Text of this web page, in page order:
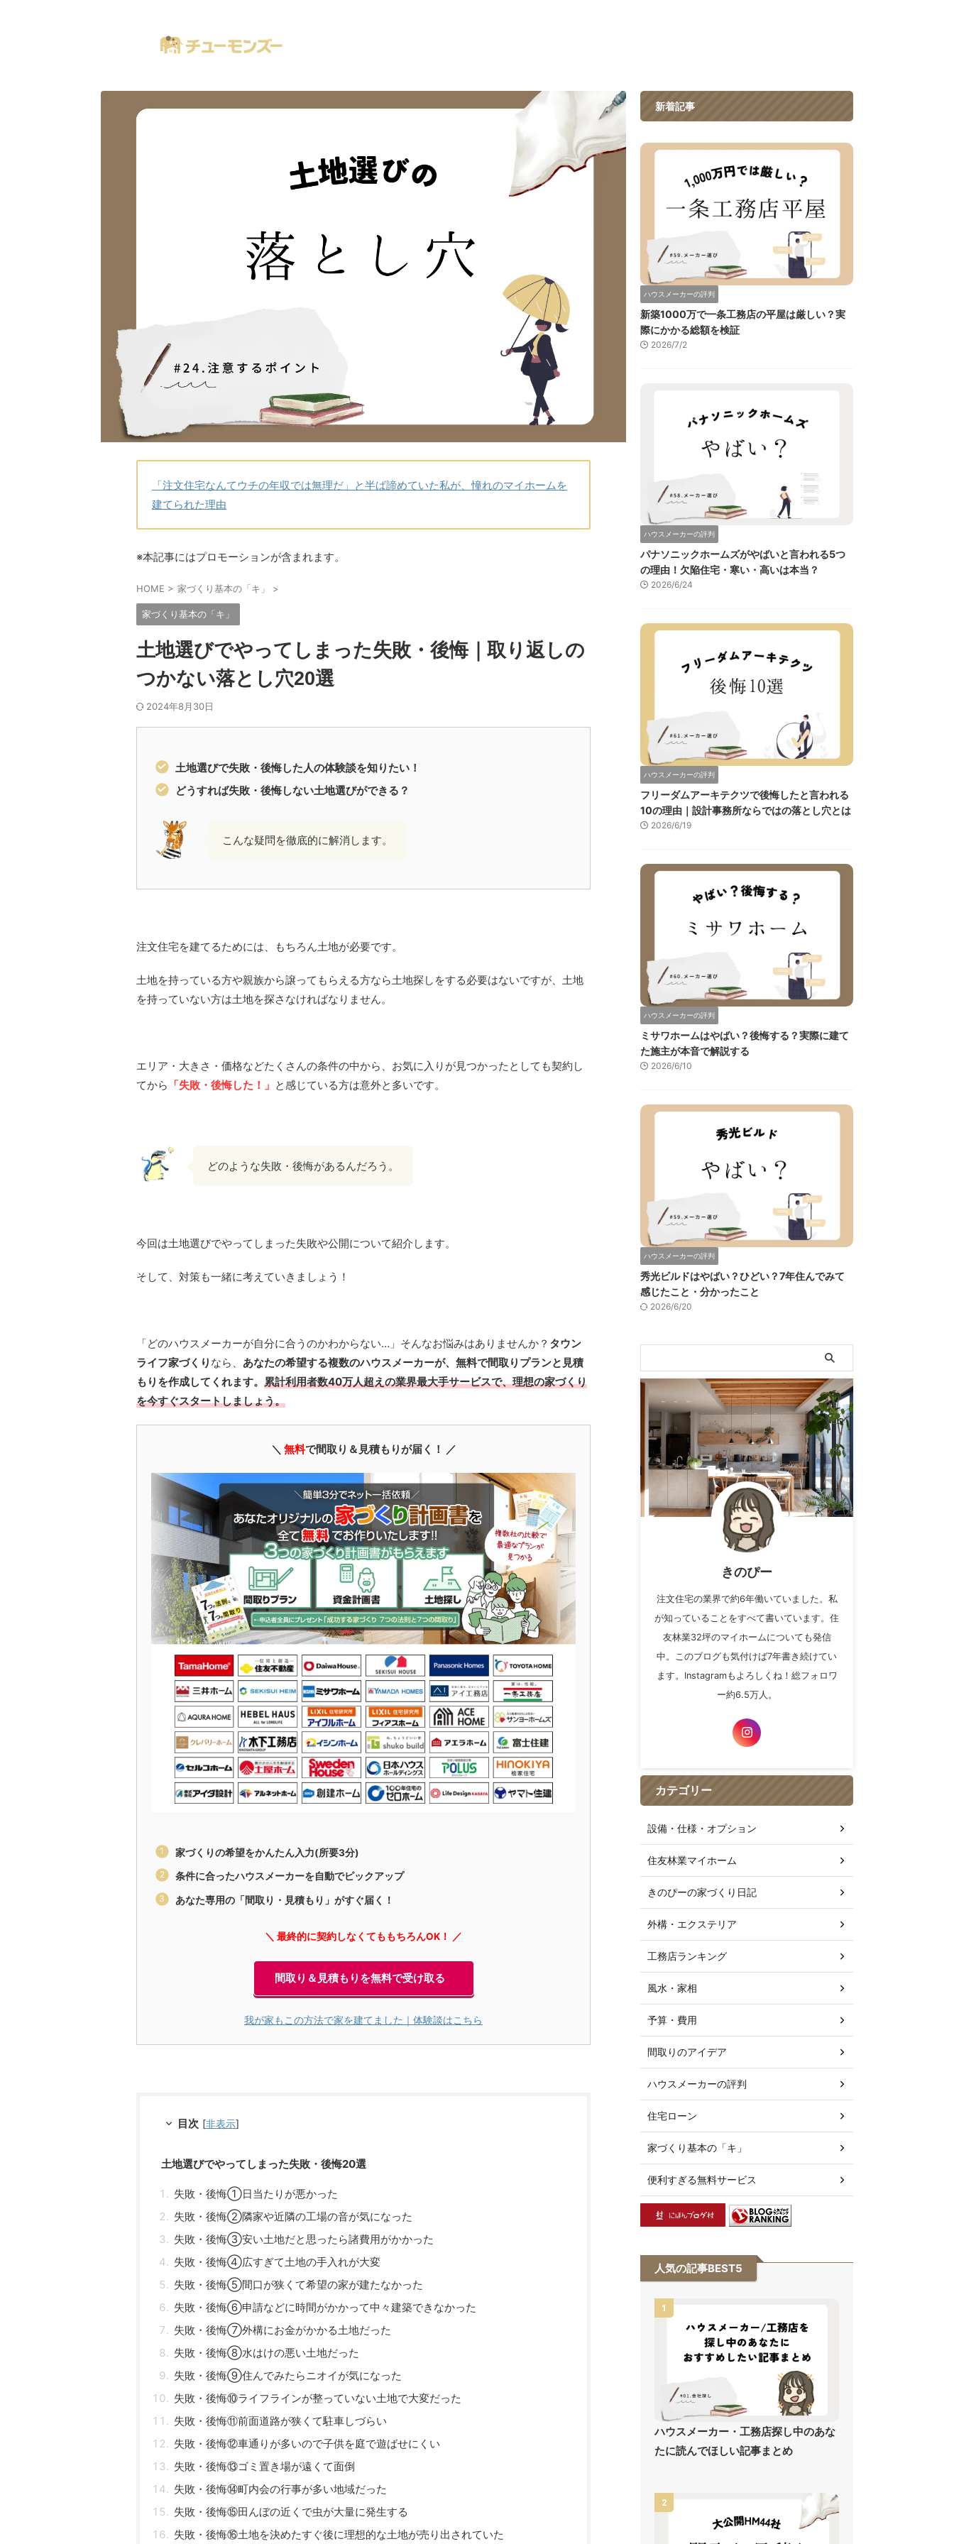
「注文住宅なんてウチの年収では無理だ」と半ば諦めていた私が、憧れのマイホームを
建てられた理由
※本記事にはプロモーションが含まれます。
HOME > 家づくり基本の「キ」 >
家づくり基本の「キ」
土地選びでやってしまった失敗・後悔｜取り返しの
つかない落とし穴20選
2024年8月30日
土地選びで失敗・後悔した人の体験談を知りたい！
どうすれば失敗・後悔しない土地選びができる？
こんな疑問を徹底的に解消します。
注文住宅を建てるためには、もちろん土地が必要です。
土地を持っている方や親族から譲ってもらえる方なら土地探しをする必要はないですが、土地
を持っていない方は土地を探さなければなりません。
エリア・大きさ・価格などたくさんの条件の中から、お気に入りが見つかったとしても契約し
てから 「失敗・後悔した！」 と感じている方は意外と多いです。
どのような失敗・後悔があるんだろう。
今回は土地選びでやってしまった失敗や公開について紹介します。
そして、対策も一緒に考えていきましょう！
「どのハウスメーカーが自分に合うのかわからない…」そんなお悩みはありませんか？ タウン
ライフ家づくり なら、 あなたの希望する複数のハウスメーカーが、無料で間取りプランと見積
もりを作成してくれます。 累計利用者数40万人超えの業界最大手サービスで、理想の家づくり
を今すぐスタートしましょう。
＼ 無料で間取り＆見積もりが届く！ ／
家づくりの希望をかんたん入力(所要3分)
条件に合ったハウスメーカーを自動でピックアップ
あなた専用の「間取り・見積もり」がすぐ届く！
＼ 最終的に契約しなくてももちろんOK！ ／
間取り＆見積もりを無料で受け取る
我が家もこの方法で家を建てました｜体験談はこちら
目次 [非表示]
土地選びでやってしまった失敗・後悔20選
失敗・後悔①日当たりが悪かった
失敗・後悔②隣家や近隣の工場の音が気になった
失敗・後悔③安い土地だと思ったら諸費用がかかった
失敗・後悔④広すぎて土地の手入れが大変
失敗・後悔⑤間口が狭くて希望の家が建たなかった
失敗・後悔⑥申請などに時間がかかって中々建築できなかった
失敗・後悔⑦外構にお金がかかる土地だった
失敗・後悔⑧水はけの悪い土地だった
失敗・後悔⑨住んでみたらニオイが気になった
失敗・後悔⑩ライフラインが整っていない土地で大変だった
失敗・後悔⑪前面道路が狭くて駐車しづらい
失敗・後悔⑫車通りが多いので子供を庭で遊ばせにくい
失敗・後悔⑬ゴミ置き場が遠くて面倒
失敗・後悔⑭町内会の行事が多い地域だった
失敗・後悔⑮田んぼの近くで虫が大量に発生する
失敗・後悔⑯土地を決めたすぐ後に理想的な土地が売り出されていた
新着記事
ハウスメーカーの評判
新築1000万で一条工務店の平屋は厳しい？実
際にかかる総額を検証
2026/7/2
ハウスメーカーの評判
パナソニックホームズがやばいと言われる5つ
の理由！欠陥住宅・寒い・高いは本当？
2026/6/24
ハウスメーカーの評判
フリーダムアーキテクツで後悔したと言われる
10の理由｜設計事務所ならではの落とし穴とは
2026/6/19
ハウスメーカーの評判
ミサワホームはやばい？後悔する？実際に建て
た施主が本音で解説する
2026/6/10
ハウスメーカーの評判
秀光ビルドはやばい？ひどい？7年住んでみて
感じたこと・分かったこと
2026/6/20
きのぴー
注文住宅の業界で約6年働いていました。私
が知っていることをすべて書いています。住
友林業32坪のマイホームについても発信
中。このブログも気付けば7年書き続けてい
ます。Instagramもよろしくね！総フォロワ
ー約6.5万人。
カテゴリー
設備・仕様・オプション
住友林業マイホーム
きのぴーの家づくり日記
外構・エクステリア
工務店ランキング
風水・家相
予算・費用
間取りのアイデア
ハウスメーカーの評判
住宅ローン
家づくり基本の「キ」
便利すぎる無料サービス
人気の記事BEST5
1
ハウスメーカー・工務店探し中のあな
たに読んでほしい記事まとめ
2